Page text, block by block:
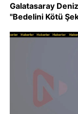
Galatasaray
"Bedelini Kötü